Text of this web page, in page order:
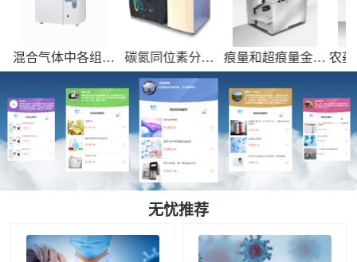
碳氮同位素分析
13 15N）--
送国内合作实验室
检测
痕量和超痕量金属
元素的测定
农药残留、
稳定性差的
定量分
体中各组成
检测等
无忧推荐